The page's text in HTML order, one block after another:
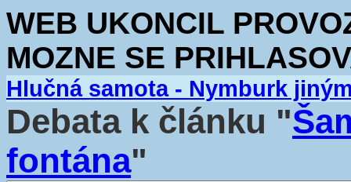
WEB UKONCIL
MOZNE SE
Hlučná samota - Nymburk
Debata k článku "
fontána"